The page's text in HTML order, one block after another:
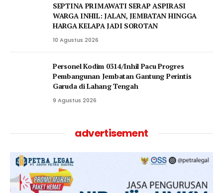
SEPTINA PRIMAWATI SERAP ASPIRASI
WARGA INHIL: JALAN, JEMBATAN HINGGA
HARGA KELAPA JADI SOROTAN
10 Agustus 2026
Personel Kodim 0314/Inhil Pacu Progres
Pembangunan Jembatan Gantung Perintis
Garuda di Lahang Tengah
9 Agustus 2026
advertisement